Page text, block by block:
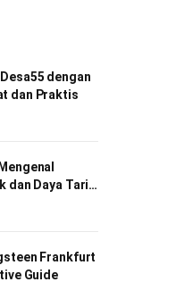
dengan
dan Praktis
dan Daya Tarik
Frankfurt
Guide